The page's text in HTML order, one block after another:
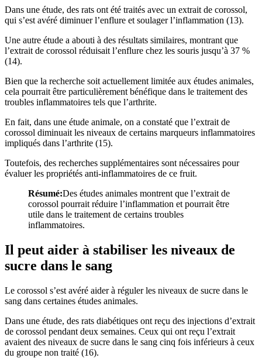
Dans une étude, des rats ont été traités avec un extrait de corossol,
qui s’est avéré diminuer l’enflure et soulager l’inflammation (13).
Une autre étude a abouti à des résultats similaires, montrant que
l’extrait de corossol réduisait l’enflure chez les souris jusqu’à 37 %
(14).
Bien que la recherche soit actuellement limitée aux études animales,
cela pourrait être particulièrement bénéfique dans le traitement des
troubles inflammatoires tels que l’arthrite.
En fait, dans une étude animale, on a constaté que l’extrait de
corossol diminuait les niveaux de certains marqueurs inflammatoires
impliqués dans l’arthrite (15).
Toutefois, des recherches supplémentaires sont nécessaires pour
évaluer les propriétés anti-inflammatoires de ce fruit.
Résumé:Des études animales montrent que l’extrait de
corossol pourrait réduire l’inflammation et pourrait être
utile dans le traitement de certains troubles
inflammatoires.
Il peut aider à stabiliser les niveaux de
sucre dans le sang
Le corossol s’est avéré aider à réguler les niveaux de sucre dans le
sang dans certaines études animales.
Dans une étude, des rats diabétiques ont reçu des injections d’extrait
de corossol pendant deux semaines. Ceux qui ont reçu l’extrait
avaient des niveaux de sucre dans le sang cinq fois inférieurs à ceux
du groupe non traité (16).